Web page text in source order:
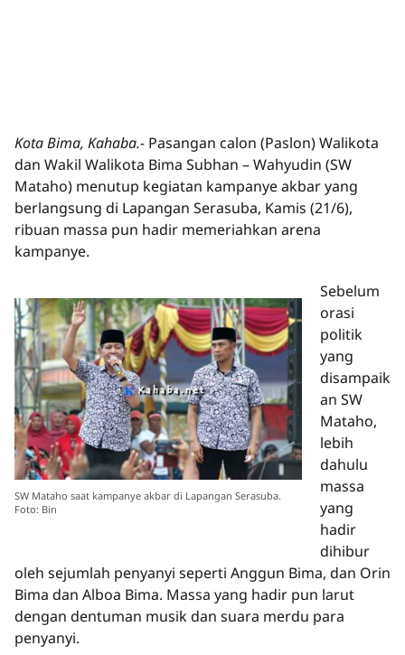
Kota Bima, Kahaba.- Pasangan calon (Paslon) Walikota
dan Wakil Walikota Bima Subhan – Wahyudin (SW
Mataho) menutup kegiatan kampanye akbar yang
berlangsung di Lapangan Serasuba, Kamis (21/6),
ribuan massa pun hadir memeriahkan arena
kampanye.
SW Mataho saat kampanye akbar di Lapangan Serasuba.
Foto: Bin
Sebelum
orasi
politik
yang
disampaik
an SW
Mataho,
lebih
dahulu
massa
yang
hadir
dihibur
oleh sejumlah penyanyi seperti Anggun Bima, dan Orin
Bima dan Alboa Bima. Massa yang hadir pun larut
dengan dentuman musik dan suara merdu para
penyanyi.